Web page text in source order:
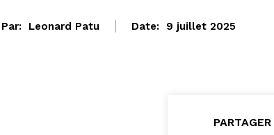
Par: Leonard Patu Date: 9 juillet 2025